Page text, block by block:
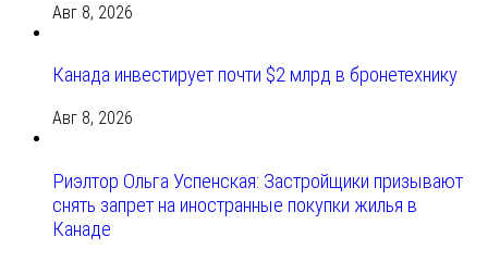
Авг 8, 2026
Канада инвестирует почти $2 млрд в бронетехнику
Авг 8, 2026
Риэлтор Ольга Успенская: Застройщики призывают
снять запрет на иностранные покупки жилья в
Канаде